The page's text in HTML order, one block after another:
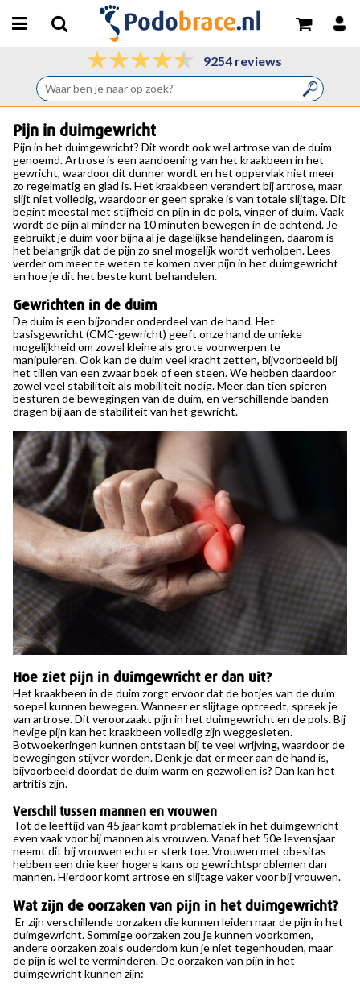
9254 reviews
Pijn in duimgewricht
Pijn in het duimgewricht? Dit wordt ook wel artrose van de duim
genoemd. Artrose is een aandoening van het kraakbeen in het
gewricht, waardoor dit dunner wordt en het oppervlak niet meer
zo regelmatig en glad is. Het kraakbeen verandert bij artrose, maar
slijt niet volledig, waardoor er geen sprake is van totale slijtage. Dit
begint meestal met stijfheid en pijn in de pols, vinger of duim. Vaak
wordt de pijn al minder na 10 minuten bewegen in de ochtend. Je
gebruikt je duim voor bijna al je dagelijkse handelingen, daarom is
het belangrijk dat de pijn zo snel mogelijk wordt verholpen. Lees
verder om meer te weten te komen over pijn in het duimgewricht
en hoe je dit het beste kunt behandelen.
Gewrichten in de duim
De duim is een bijzonder onderdeel van de hand. Het
basisgewricht (CMC-gewricht) geeft onze hand de unieke
mogelijkheid om zowel kleine als grote voorwerpen te
manipuleren. Ook kan de duim veel kracht zetten, bijvoorbeeld bij
het tillen van een zwaar boek of een steen. We hebben daardoor
zowel veel stabiliteit als mobiliteit nodig. Meer dan tien spieren
besturen de bewegingen van de duim, en verschillende banden
dragen bij aan de stabiliteit van het gewricht.
Hoe ziet pijn in duimgewricht er dan uit?
Het kraakbeen in de duim zorgt ervoor dat de botjes van de duim
soepel kunnen bewegen. Wanneer er slijtage optreedt, spreek je
van artrose. Dit veroorzaakt pijn in het duimgewricht en de pols. Bij
hevige pijn kan het kraakbeen volledig zijn weggesleten.
Botwoekeringen kunnen ontstaan bij te veel wrijving, waardoor de
bewegingen stijver worden. Denk je dat er meer aan de hand is,
bijvoorbeeld doordat de duim warm en gezwollen is? Dan kan het
artritis zijn.
Verschil tussen mannen en vrouwen
Tot de leeftijd van 45 jaar komt problematiek in het duimgewricht
even vaak voor bij mannen als vrouwen. Vanaf het 50e levensjaar
neemt dit bij vrouwen echter sterk toe. Vrouwen met obesitas
hebben een drie keer hogere kans op gewrichtsproblemen dan
mannen. Hierdoor komt artrose en slijtage vaker voor bij vrouwen.
Wat zijn de oorzaken van pijn in het duimgewricht?
Er zijn verschillende oorzaken die kunnen leiden naar de pijn in het
duimgewricht. Sommige oorzaken zou je kunnen voorkomen,
andere oorzaken zoals ouderdom kun je niet tegenhouden, maar
de pijn is wel te verminderen. De oorzaken van pijn in het
duimgewricht kunnen zijn: